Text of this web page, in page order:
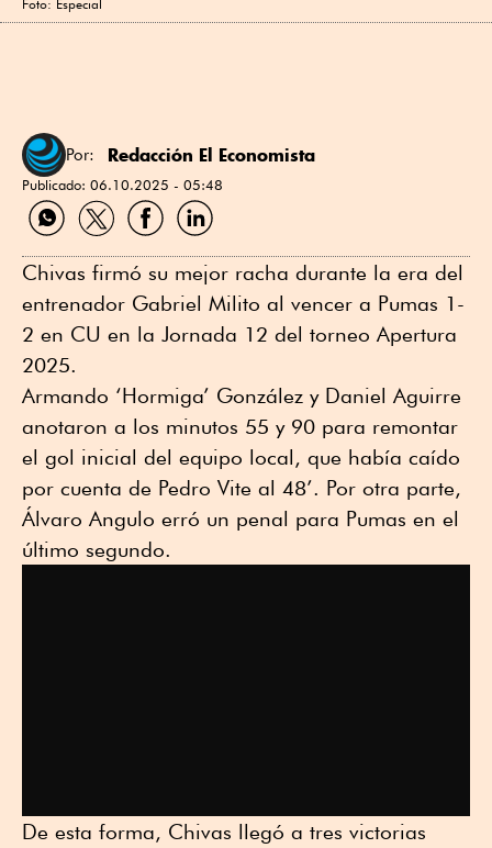
Foto: Especial
Por: Redacción El Economista
Publicado: 06.10.2025 - 05:48
Compartir
por
Compartir
por
Compartir
por
Compartir
por
Chivas firmó su mejor racha durante la era del
entrenador Gabriel Milito al vencer a Pumas 1-
2 en CU en la Jornada 12 del torneo Apertura
2025.
Armando ‘Hormiga’ González y Daniel Aguirre
anotaron a los minutos 55 y 90 para remontar
el gol inicial del equipo local, que había caído
por cuenta de Pedro Vite al 48’. Por otra parte,
Álvaro Angulo erró un penal para Pumas en el
último segundo.
De esta forma, Chivas llegó a tres victorias